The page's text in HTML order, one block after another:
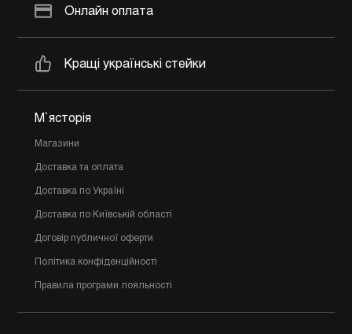
Онлайн оплата
Кращі українські стейки
М`ясторія
Магазини
Доставка та оплата
Доставка по Україні
Доставка по Київській області
Договір публичної оферти
Політика конфіденційності
Правила програми лояльності